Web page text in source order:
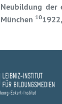
Neubildung der
München 10